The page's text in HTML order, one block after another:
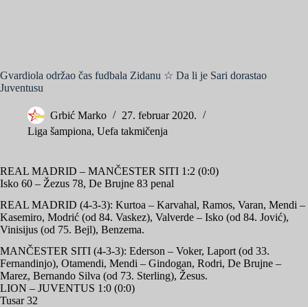
Gvardiola održao čas fudbala Zidanu ☆ Da li je Sari dorastao
Juventusu
Grbić Marko
27. februar 2020.
Liga šampiona, Uefa takmičenja
REAL MADRID – MANČESTER SITI 1:2 (0:0)
Isko 60 – Žezus 78, De Brujne 83 penal
REAL MADRID (4-3-3): Kurtoa – Karvahal, Ramos, Varan, Mendi –
Kasemiro, Modrić (od 84. Vaskez), Valverde – Isko (od 84. Jović),
Vinisijus (od 75. Bejl), Benzema.
MANČESTER SITI (4-3-3): Ederson – Voker, Laport (od 33.
Fernandinjo), Otamendi, Mendi – Gindogan, Rodri, De Brujne –
Marez, Bernando Silva (od 73. Sterling), Žesus.
LION – JUVENTUS 1:0 (0:0)
Tusar 32